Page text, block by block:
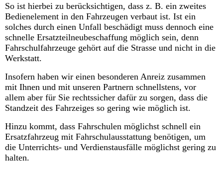
So ist hierbei zu berücksichtigen, dass z. B. ein zweites
Bedienelement in den Fahrzeugen verbaut ist. Ist ein
solches durch einen Unfall beschädigt muss dennoch eine
schnelle Ersatzteilneubeschaffung möglich sein, denn
Fahrschulfahrzeuge gehört auf die Strasse und nicht in die
Werkstatt.
Insofern haben wir einen besonderen Anreiz zusammen
mit Ihnen und mit unseren Partnern schnellstens, vor
allem aber für Sie rechtssicher dafür zu sorgen, dass die
Standzeit des Fahrzeiges so gering wie möglich ist.
Hinzu kommt, dass Fahrschulen möglichst schnell ein
Ersatzfahrzeug mit Fahrschulausstattung benötigen, um
die Unterrichts- und Verdienstausfälle möglichst gering zu
halten.